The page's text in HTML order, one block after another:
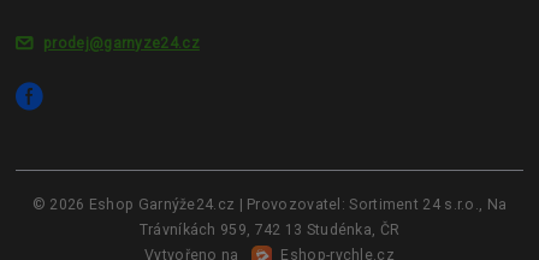
prodej@garnyze24.cz
© 2026 Eshop Garnýže24.cz | Provozovatel: Sortiment 24 s.r.o., Na
Trávníkách 959, 742 13 Studénka, ČR
Vytvořeno na
Eshop-rychle.cz